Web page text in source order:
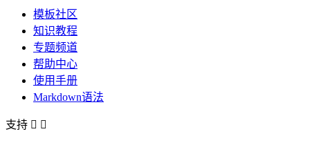
模板社区
知识教程
专题频道
帮助中心
使用手册
Markdown语法
支持  